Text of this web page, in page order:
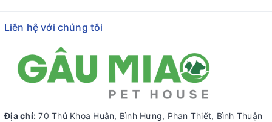
Liên hệ với chúng tôi
Địa chỉ: 70 Thủ Khoa Huân, Bình Hưng, Phan Thiết, Bình Thuận